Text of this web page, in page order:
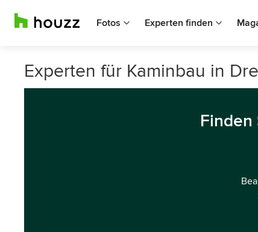
Fotos Experten finden
Experten für Kaminbau in
Finden